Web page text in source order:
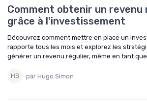
Comment obtenir un revenu
grâce à l'investissement
Découvrez comment mettre en place un
rapporte tous les mois et explorez les
générer un revenu régulier, même en tant
par Hugo Simon